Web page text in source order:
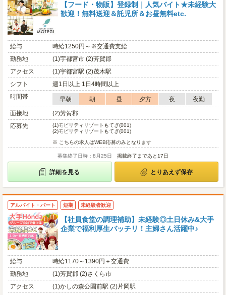
【フード・物販】登録制｜人気バイト★未経験大
歓迎！無料送迎＆託児所＆お昼無料etc.
給与
時給1250円～※交通費支給
勤務地
(1)宇都宮市 (2)芳賀郡
アクセス
(1)宇都宮駅 (2)茂木駅
シフト
週1日以上 1日4時間以上
時間帯
早朝 朝 昼 夕方 夜
夜勤
面接地
(2)芳賀郡
応募先
(1)モビリティリゾートもてぎ(001)
(2)モビリティリゾートもてぎ(001)
※ こちらの求人はWEB応募のみとなります
募集終了日時：8月25日 掲載終了まであと17日
詳細を見る とりあえず保存
アルバイト・パート 短期 未経験者歓迎
【社員食堂の調理補助】未経験◎土日休み&大手
企業で福利厚生バッチリ！主婦さん活躍中♪
給与
時給1170～1390円＋交通費
勤務地
(1)芳賀郡 (2)さくら市
アクセス
(1)かしの森公園前駅 (2)片岡駅